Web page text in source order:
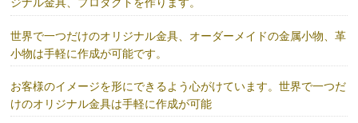
ジナル金具、プロダクトを作ります。
世界で一つだけのオリジナル金具、オーダーメイドの金属小物、革
小物は手軽に作成が可能です。
お客様のイメージを形にできるよう心がけています。世界で一つだ
けのオリジナル金具は手軽に作成が可能